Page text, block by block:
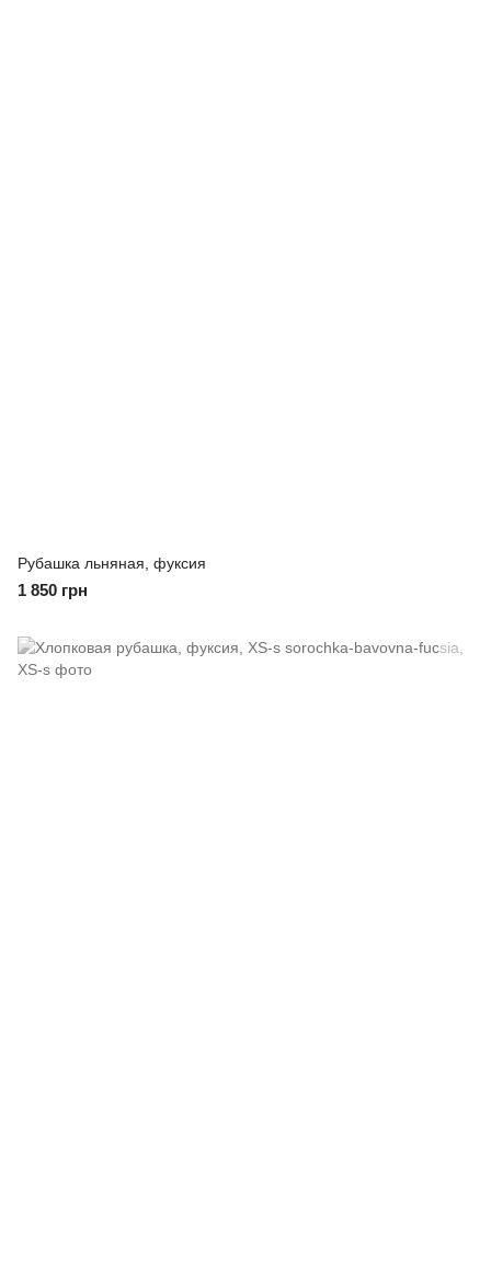
Рубашка льняная, фуксия
1 850 грн